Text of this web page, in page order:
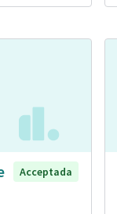
Acceptada